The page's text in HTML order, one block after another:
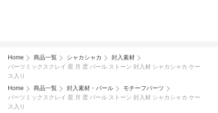
Home 商品一覧 シャカシャカ
封入素材
パーツミックスクレイ 星 月 雲 パール ストーン 封入材 シャカシャカ ケー
ス入り
Home
商品一覧 封入素材・パール
モチーフパーツ
パーツミックスクレイ 星 月 雲 パール ストーン 封入材 シャカシャカ ケー
ス入り